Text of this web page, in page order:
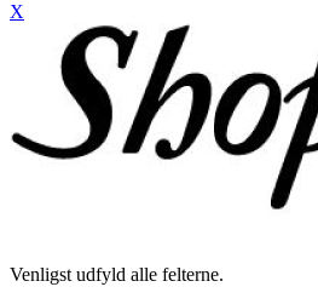
X
Venligst udfyld alle felterne.